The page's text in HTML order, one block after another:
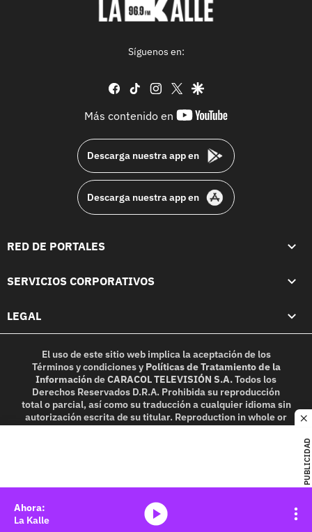
PUBLICIDAD
Síguenos en:
facebook
tiktok instagram
twittergoogle
Más contenido en
youtube-
Descarga nuestra app en
Descarga nuestra app en
RED DE PORTALES
SERVICIOS CORPORATIVOS
LEGAL
El uso de este sitio web implica la aceptación de los
Términos y condicionesy Políticas de Tratamiento de la
InformacióndeCARACOL TELEVISIÓN S.A.Todos los
Derechos Reservados D.R.A. Prohibida su reproducción
total o parcial, así como su traducción a cualquier idioma sin
autorización escrita de su titular. Reproduction in whole or
La Kalle